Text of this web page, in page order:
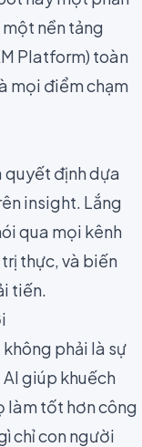
nền tảng
Platform) toàn
mọi điểm chạm
quyết định dựa
insight. Lắng
qua mọi kênh
thực, và biến
tiến.
phải là sự
giúp khuếch
làm tốt hơn công
chỉ con người